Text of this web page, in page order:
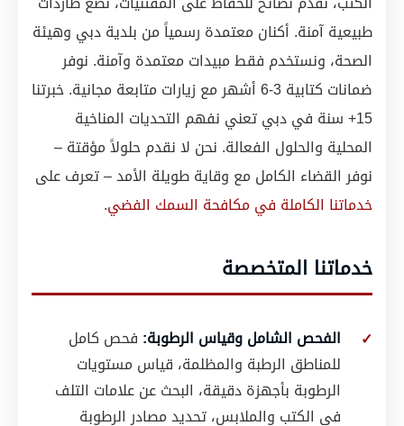
طبيعية آمنة. أكنان معتمدة رسمياً من بلدية دبي وهيئة
الصحة، ونستخدم فقط مبيدات معتمدة وآمنة. نوفر
ضمانات كتابية 3-6 أشهر مع زيارات متابعة مجانية. خبرتنا
15+ سنة في دبي تعني نفهم التحديات المناخية
المحلية والحلول الفعالة. نحن لا نقدم حلولاً مؤقتة –
نوفر القضاء الكامل مع وقاية طويلة الأمد – تعرف على
خدماتنا الكاملة في مكافحة السمك الفضي.
خدماتنا المتخصصة
الفحص الشامل وقياس الرطوبة: فحص كامل
للمناطق الرطبة والمظلمة، قياس مستويات
الرطوبة بأجهزة دقيقة، البحث عن علامات التلف
في الكتب والملابس، تحديد مصادر الرطوبة